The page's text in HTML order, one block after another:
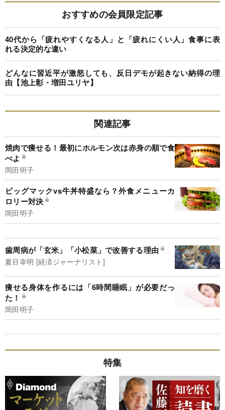
おすすめの会員限定記事
40代から「疲れやすくなる人」と「疲れにくい人」食事に表
れる決定的な違い
どんなに習近平が激怒しても、反日デモが起きない納得の理
由【池上彰・増田ユリヤ】
関連記事
焼肉で痩せる！最初にホルモン次は赤身の順で食
べよ
岡田明子
ビッグマックvs牛丼特盛なら？外食メニューカ
ロリー対決
岡田明子
歯周病が「玄米」「小松菜」で改善する理由
夏目幸明 [経済ジャーナリスト]
痩せる身体を作るには「6時間睡眠」が必要だっ
た！
岡田明子
特集